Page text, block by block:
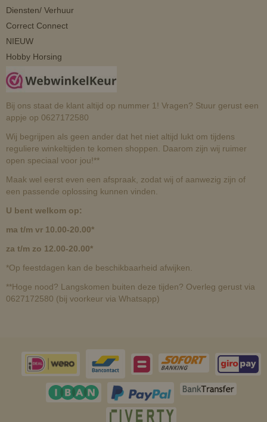
Diensten/ Verhuur
Correct Connect
NIEUW
Hobby Horsing
Bij ons staat de klant altijd op nummer 1! Vragen? Stuur gerust een
appje op 0627172580
Wij begrijpen als geen ander dat het niet altijd lukt om tijdens
reguliere winkeltijden te komen shoppen. Daarom zijn wij ruimer
open speciaal voor jou!**
Maak wel eerst even een afspraak, zodat wij of aanwezig zijn of
een passende oplossing kunnen vinden.
U bent welkom op:
ma t/m vr 10.00-20.00*
za t/m zo 12.00-20.00*
*Op feestdagen kan de beschikbaarheid afwijken.
**Hoge nood? Langskomen buiten deze tijden? Overleg gerust via
0627172580 (bij voorkeur via Whatsapp)